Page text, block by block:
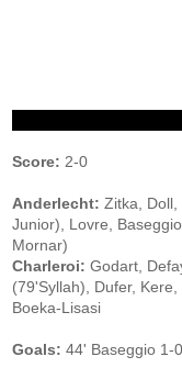
Score: 2-0
Anderlecht: Zitka, Doll,
Junior), Lovre,
Mornar)
Charleroi: Godart,
(79'Syllah), Dufer,
Boeka-Lisasi
Goals: 44' Baseggio 1-